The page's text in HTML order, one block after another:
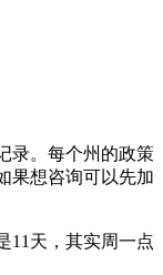
录。每个州的政策
果想咨询可以先加
11天，其实周一点